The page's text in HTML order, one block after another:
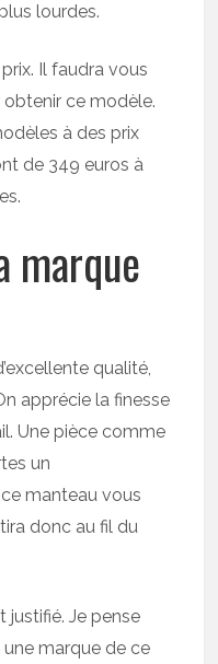
lourdes.
Il faudra vous
ce modèle.
à des prix
de 349 euros à
marque
qualité,
apprécie la finesse
Une pièce comme
un
manteau vous
donc au fil du
Je pense
une marque de ce